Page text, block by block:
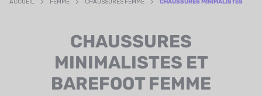
/ RUNNING
ACCUEIL FEMME CHAUSSURES FEMME CHAUSSURES MINIMALISTES
CHAUSSURES
MINIMALISTES ET
BAREFOOT FEMME